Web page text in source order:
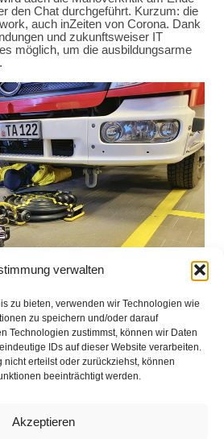
verwalten
zu bieten, verwenden wir Technologien wie
zu speichern und/oder darauf
Technologien zustimmst, können wir Daten
IDs auf dieser Website verarbeiten.
erteilst oder zurückziehst, können
beeinträchtigt werden.
Akzeptieren
den Chat durchgeführt. Kurzum: die
auch inZeiten von Corona. Dank
und zukunftsweiser IT
möglich, um die ausbildungsarme